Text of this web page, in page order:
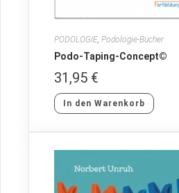
PODOLOGIE,Podologie-Bücher
Podo-Taping-Concept©
31,95 €
In den Warenkorb